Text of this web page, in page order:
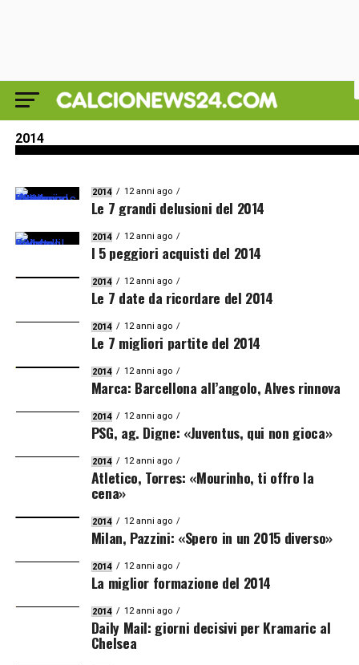
2014
2014
I 5 migliori acquisti del 2014
2014 12 anni ago
Le 7 grandi delusioni del 2014
2014 12 anni ago
I 5 peggiori acquisti del 2014
2014 12 anni ago
Le 7 date da ricordare del 2014
2014 12 anni ago
Le 7 migliori partite del 2014
2014 12 anni ago
Marca: Barcellona all’angolo, Alves rinnova
2014 12 anni ago
PSG, ag. Digne: «Juventus, qui non gioca»
2014 12 anni ago
Atletico, Torres: «Mourinho, ti offro la
cena»
2014 12 anni ago
Milan, Pazzini: «Spero in un 2015 diverso»
2014 12 anni ago
La miglior formazione del 2014
2014 12 anni ago
Daily Mail: giorni decisivi per Kramaric al
Chelsea